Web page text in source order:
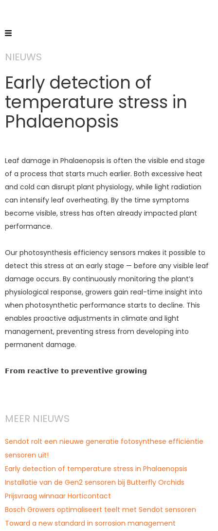
NIEUWS
Early detection of
temperature stress in
Phalaenopsis
Leaf damage in Phalaenopsis is often the visible end stage
of a process that starts much earlier. Both excessive heat
and cold can disrupt plant physiology, while light radiation
can intensify leaf overheating. By the time symptoms
become visible, stress has often already impacted plant
performance.
Our photosynthesis efficiency sensors makes it possible to
detect this stress at an early stage — before any visible leaf
damage occurs. By continuously monitoring the plant’s
physiological response, growers gain real-time insight into
when photosynthetic performance starts to decline. This
enables proactive adjustments in climate and light
management, preventing stress from developing into
permanent damage.
𝗙𝗿𝗼𝗺 𝗿𝗲𝗮𝗰𝘁𝗶𝘃𝗲 𝘁𝗼 𝗽𝗿𝗲𝘃𝗲𝗻𝘁𝗶𝘃𝗲 𝗴𝗿𝗼𝘄𝗶𝗻𝗴
MEER NIEUWS
Sendot rolt een nieuwe generatie fotosynthese efficiëntie
sensoren uit!
Early detection of temperature stress in Phalaenopsis
Installatie van de Gen2 sensoren bij Butterfly Orchids
Prijsvraag winnaar Horticontact
Bosch Growers optimaliseert teelt met Sendot sensoren
Toward a new standard in sorrosion management